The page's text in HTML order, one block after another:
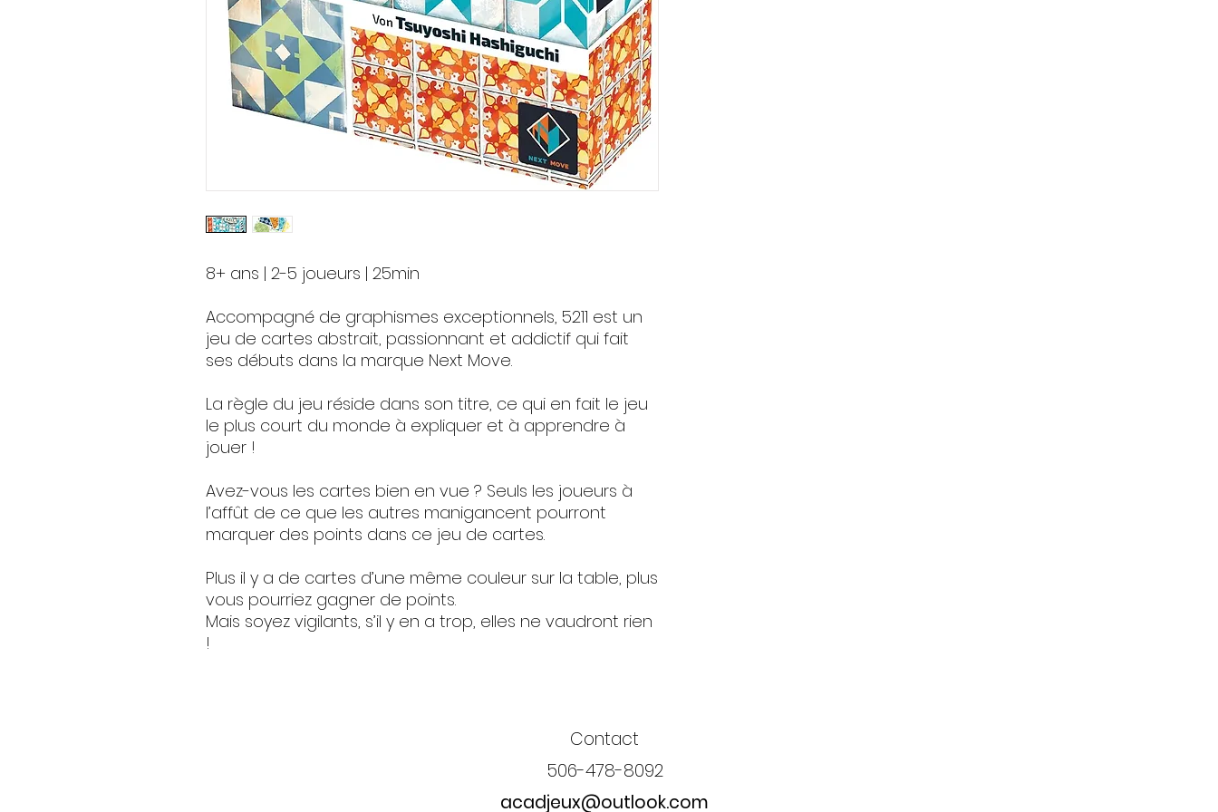
8+ ans | 2-5 joueurs | 25min
Accompagné de graphismes exceptionnels, 5211 est un
jeu de cartes abstrait, passionnant et addictif qui fait
ses débuts dans la marque Next Move.
La règle du jeu réside dans son titre, ce qui en fait le jeu
le plus court du monde à expliquer et à apprendre à
jouer !
Avez-vous les cartes bien en vue ? Seuls les joueurs à
l’affût de ce que les autres manigancent pourront
marquer des points dans ce jeu de cartes.
Plus il y a de cartes d’une même couleur sur la table, plus
vous pourriez gagner de points.
Mais soyez vigilants, s’il y en a trop, elles ne vaudront rien
!
Contact
506-478-8092
acadjeux@outlook.com